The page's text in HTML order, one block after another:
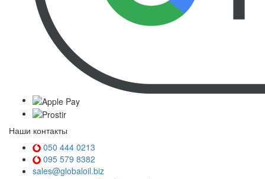
Наши контакты
050 444 0213
095 579 8382
sales@globaloil.biz